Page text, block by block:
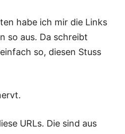
habe ich mir die Links
so aus. Da schreibt
so, diesen Stuss
URLs. Die sind aus